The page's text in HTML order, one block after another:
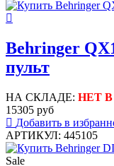
Behringer
пульт
НА СКЛАДЕ: НЕТ
15305 руб
Добавить в
АРТИКУЛ: 445105
Sale